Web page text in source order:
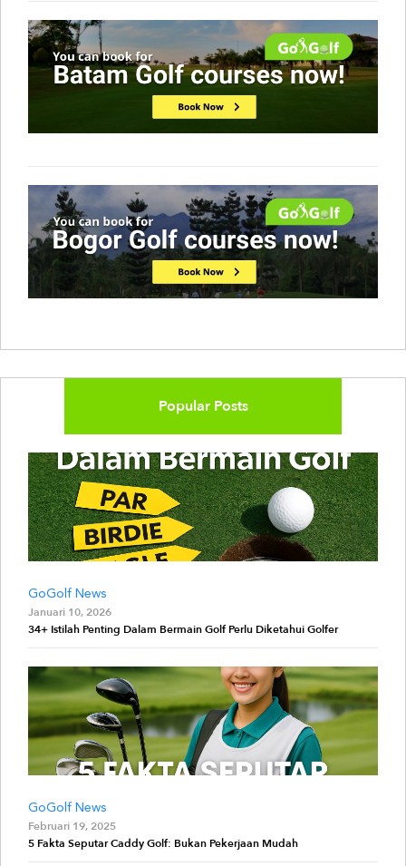
Popular Posts
GoGolf News
Januari 10, 2026
34+ Istilah Penting Dalam Bermain Golf Perlu Diketahui Golfer
GoGolf News
Februari 19, 2025
5 Fakta Seputar Caddy Golf: Bukan Pekerjaan Mudah